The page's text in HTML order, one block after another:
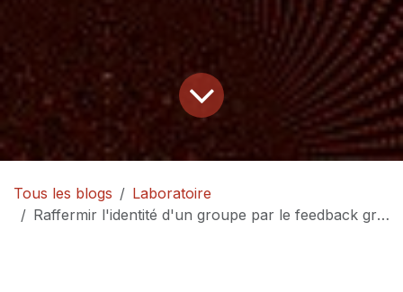
Tous les blogs
Laboratoire
Raffermir l'identité d'un groupe par le feedback groupal (2/4)